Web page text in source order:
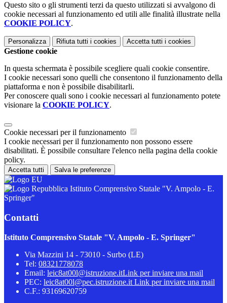
Questo sito o gli strumenti terzi da questo utilizzati si avvalgono di
cookie necessari al funzionamento ed utili alle finalità illustrate nella
COOKIE POLICY.
Personalizza Rifiuta tutti i cookies Accetta tutti i cookies
Gestione cookie
In questa schermata è possibile scegliere quali cookie consentire.
I cookie necessari sono quelli che consentono il funzionamento della
piattaforma e non è possibile disabilitarli.
Per conoscere quali sono i cookie necessari al funzionamento potete
visionare la COOKIE POLICY.
Cookie necessari per il funzionamento
I cookie necessari per il funzionamento non possono essere
disabilitati. È possibile consultare l'elenco nella pagina della cookie
policy.
Accetta tutti Salva le preferenze
Istituto Comprensivo Statale "V. Ampolo - E.
Springer"
Contatti
Istituto Comprensivo Statale "V. Ampolo - E. Springer"
Via Mazzini 14 - 73010 - Surbo (LE)
Tel: 08321778078
Email: leic8at00l@istruzione.itLink per inviare una mail
PEC: leic8at00l@pec.istruzione.it Link per inviare una mail
C.F.: 93169620759